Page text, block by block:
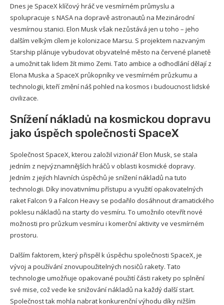
Dnes je SpaceX klíčový hráč ve vesmírném průmyslu a
spolupracuje s NASA na dopravě astronautů na Mezinárodní
vesmírnou stanici. Elon Musk však nezůstává jen u toho – jeho
dalším velkým cílem je kolonizace Marsu. S projektem nazvaným
Starship plánuje vybudovat obyvatelné město na červené planetě
a umožnit tak lidem žít mimo Zemi. Tato ambice a odhodlání dělají z
Elona Muska a SpaceX průkopníky ve vesmírném průzkumu a
technologii, kteří změní náš pohled na kosmos i budoucnost lidské
civilizace.
Snížení nákladů na kosmickou dopravu
jako úspěch společnosti SpaceX
Společnost SpaceX, kterou založil vizionář Elon Musk, se stala
jedním z nejvýznamnějších hráčů v oblasti kosmické dopravy.
Jedním z jejích hlavních úspěchů je snížení nákladů na tuto
technologii. Díky inovativnímu přístupu a využití opakovatelných
raket Falcon 9 a Falcon Heavy se podařilo dosáhnout dramatického
poklesu nákladů na starty do vesmíru. To umožnilo otevřít nové
možnosti pro průzkum vesmíru i komerční aktivity ve vesmírném
prostoru.
Dalším faktorem, který přispěl k úspěchu společnosti SpaceX, je
vývoj a používání znovupoužitelných nosičů rakety. Tato
technologie umožňuje opakované použití části rakety po splnění
své mise, což vede ke snižování nákladů na každý další start.
Společnost tak mohla nabrat konkurenční výhodu díky nižším